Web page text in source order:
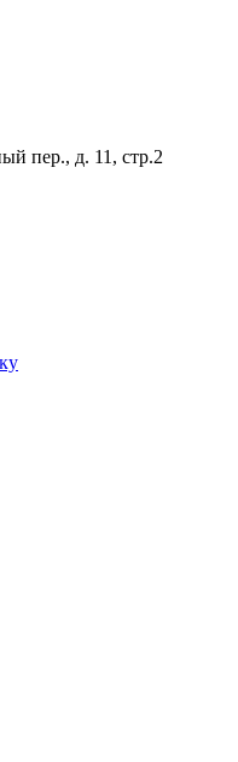
пер., д. 11, стр.2